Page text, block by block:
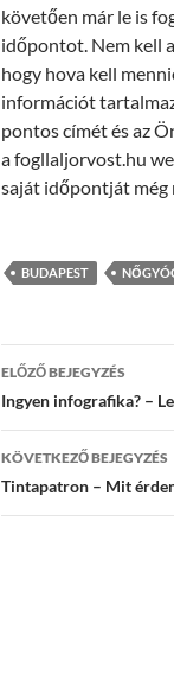
követően már le is
időpontot. Nem kell
hogy hova kell
információt
pontos címét és az
a fogllaljorvost.hu
saját időpontját még
BUDAPEST
Bejegyzés
navigáció
ELŐZŐ BEJEGYZÉS
Ingyen infografika? –
KÖVETKEZŐ BEJEGYZÉS
Tintapatron – Mit